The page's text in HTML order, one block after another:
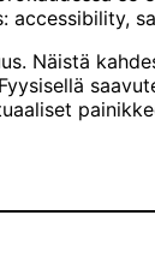
accessibility,
Näistä